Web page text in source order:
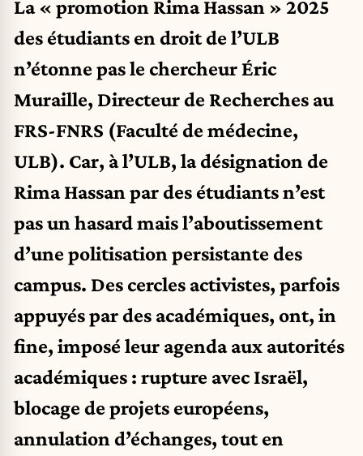
La « promotion Rima Hassan » 2025
des étudiants en droit de l’ULB
n’étonne pas le chercheur Éric
Muraille, Directeur de Recherches au
FRS-FNRS (Faculté de médecine,
ULB). Car, à l’ULB, la désignation de
Rima Hassan par des étudiants n’est
pas un hasard mais l’aboutissement
d’une politisation persistante des
campus. Des cercles activistes, parfois
appuyés par des académiques, ont, in
fine, imposé leur agenda aux autorités
académiques : rupture avec Israël,
blocage de projets européens,
annulation d’échanges, tout en